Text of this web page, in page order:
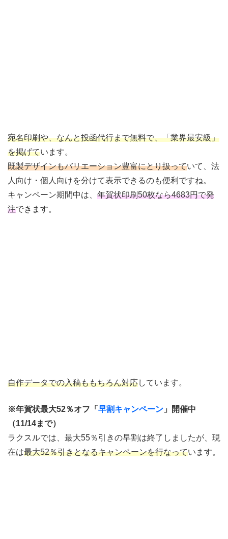
宛名印刷や、なんと投函代行まで無料で、「業界最安級」
を掲げています。
既製デザインもバリエーション豊富にとり扱っていて、法
人向け・個人向けを分けて表示できるのも便利ですね。
キャンペーン期間中は、 年賀状印刷50枚なら4683円で発
注できます。
自作データでの入稿ももちろん対応しています。
※年賀状最大52％オフ「 早割キャンペーン 」開催中
（11/14まで）
ラクスルでは、最大55％引きの早割は終了しましたが、現
在は最大52％引きとなるキャンペーンを行なっています。